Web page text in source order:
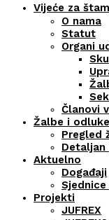
Vijeće za
O nama
Statut
Organi
Članovi
Žalbe i odluke
Pregled
Aktuelno
Događaji
Projekti
JUFREX